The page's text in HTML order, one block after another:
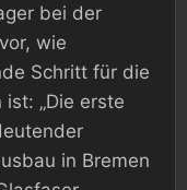
bei der
wie
Schritt für die
„Die erste
in Bremen